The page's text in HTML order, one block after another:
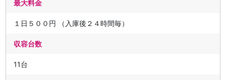
最大料金
１日５００円 （入庫後２４時間毎）
収容台数
11台